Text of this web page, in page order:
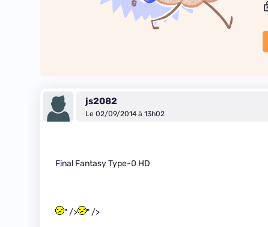
js2082
Le 02/09/2014 à 13h02
Final Fantasy Type-0 HD
" /> " />